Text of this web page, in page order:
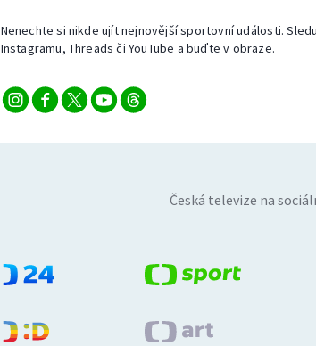
Nenechte si nikde ujít nejnovější sportovní události.
Instagramu, Threads či YouTube a buďte v obraze.
Česká televize na